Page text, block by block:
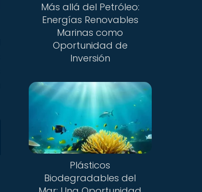
Más allá del Petróleo:
Energías Renovables
Marinas como
Oportunidad de
Inversión
Plásticos
Biodegradables del